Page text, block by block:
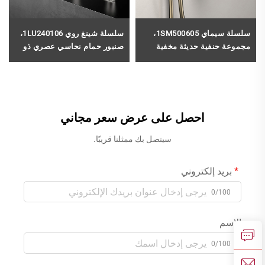
سلسلة سيماي 1SM500605،
مجموعة حنفية حديثة مخفية
سلسلة شينغ روي 1LU240106،
صنبور حمام نحاسي عصري ذو
احصل على عرض سعر مجاني
سيتصل بك ممثلنا قريبًا.
بريد إلكتروني
0/100
الاسم
0/100